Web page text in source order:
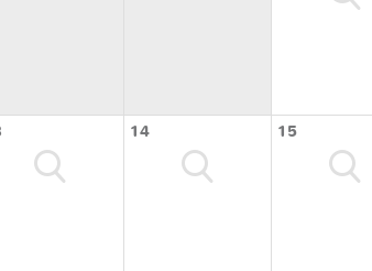
14 15